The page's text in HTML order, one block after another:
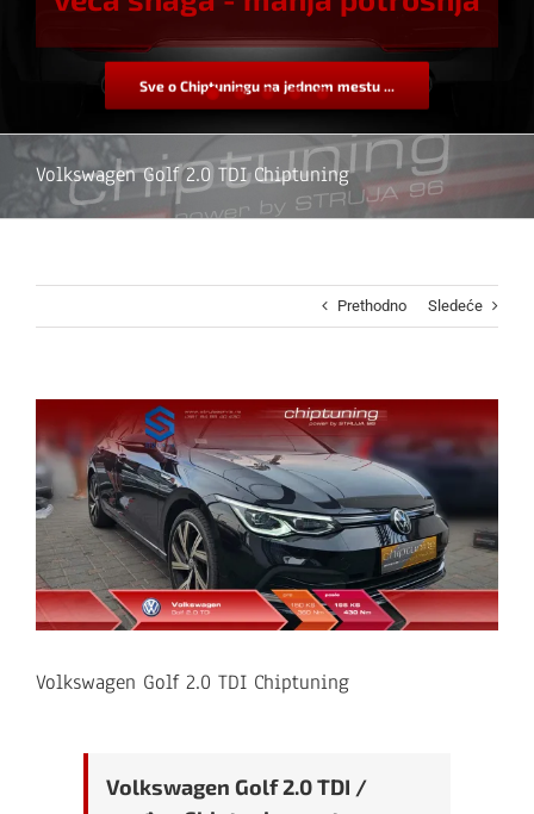
Sve o Chiptuningu na jednom mestu ...
Volkswagen Golf 2.0 TDI Chiptuning
Prethodno Sledeće
Volkswagen Golf 2.0 TDI Chiptuning
Volkswagen Golf 2.0 TDI /